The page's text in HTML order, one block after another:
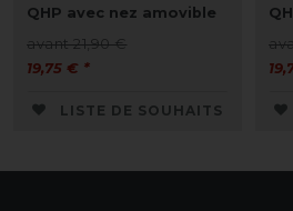
QHP avec nez amovible
avant 21,90 €
19,75 € *
LISTE DE SOUHAITS